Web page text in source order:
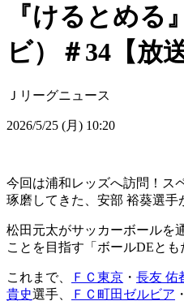
『けるとめる
ビ）＃34【放
Ｊリーグニュース
2026/5/25 (月) 10:20
今回は浦和レッズへ訪問！ス
琢磨してきた、安部 裕葵選手
松田元太がサッカーボールを
ことを目指す「ボールDEとも
これまで、 ＦＣ東京 ・ 長友 佑
貴史選手、 ＦＣ町田ゼルビア ・